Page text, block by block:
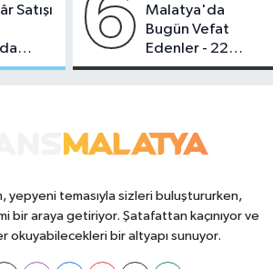
Satışı
6
Malatya'da
Bugün Vefat
Edenler - 22
Temmuz 2026
yepyeni temasıyla sizleri buluştururken,
bir araya getiriyor. Şatafattan kaçınıyor ve
okuyabilecekleri bir altyapı sunuyor.